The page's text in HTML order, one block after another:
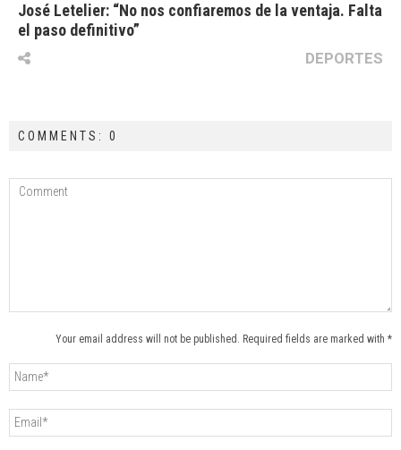
José Letelier: “No nos confiaremos de la ventaja. Falta
el paso definitivo”
DEPORTES
COMMENTS: 0
Your email address will not be published. Required fields are marked with *